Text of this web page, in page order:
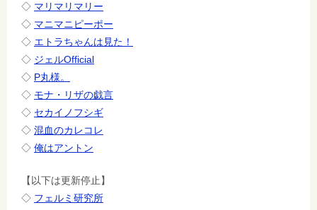
◇ マリマリマリー
◇ マニマニピーポー
◇ エトラちゃんは見た！
◇ ジェルOfficial
◇ P丸様。
◇ モナ・リザの戯言
◇ セカイノフシギ
◇ 混血のカレコレ
◇ 俺はアントン
【以下は更新停止】
◇ フェルミ研究所